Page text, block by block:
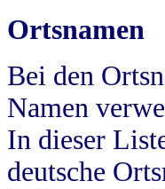
Ortsnamen
Bei den
Namen
In dieser
deutsche